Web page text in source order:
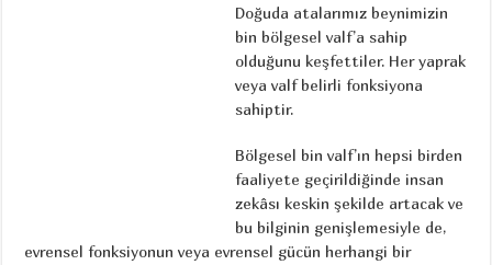
Doğuda atalarımız beynimizin
bin bölgesel valf’a sahip
olduğunu keşfettiler. Her yaprak
veya valf belirli fonksiyona
sahiptir.
Bölgesel bin valf’ın hepsi birden
faaliyete geçirildiğinde insan
zekâsı keskin şekilde artacak ve
bu bilginin genişlemesiyle de,
evrensel fonksiyonun veya evrensel gücün herhangi bir